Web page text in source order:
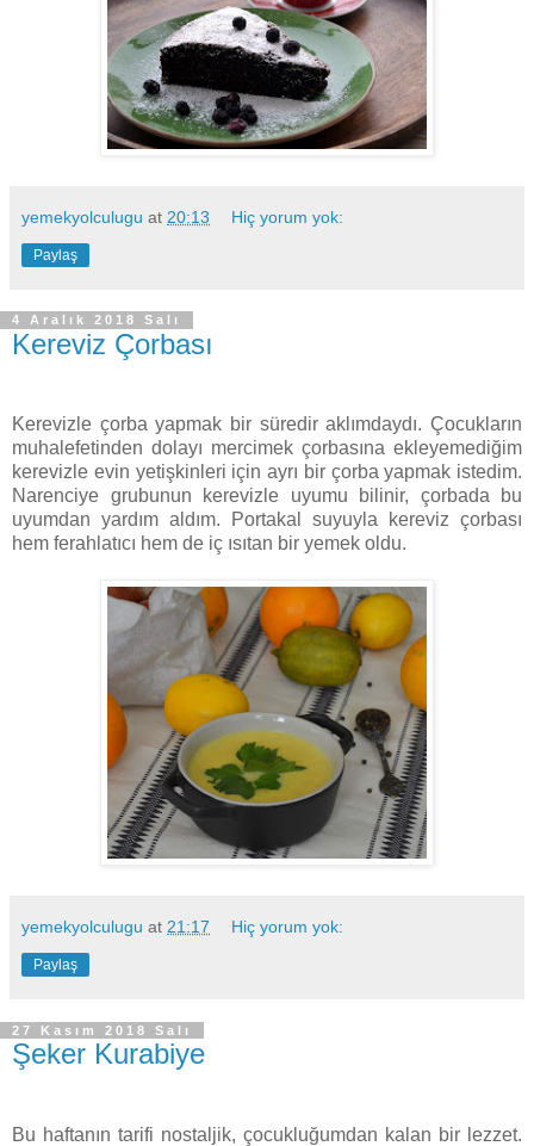
yemekyolculugu at 20:13 Hiç yorum yok:
Paylaş
4 Aralık 2018 Salı
Kereviz Çorbası
Kerevizle çorba yapmak bir süredir aklımdaydı. Çocukların
muhalefetinden dolayı mercimek çorbasına ekleyemediğim
kerevizle evin yetişkinleri için ayrı bir çorba yapmak istedim.
Narenciye grubunun kerevizle uyumu bilinir, çorbada bu
uyumdan yardım aldım. Portakal suyuyla kereviz çorbası
hem ferahlatıcı hem de iç ısıtan bir yemek oldu.
yemekyolculugu at 21:17 Hiç yorum yok:
Paylaş
27 Kasım 2018 Salı
Şeker Kurabiye
Bu haftanın tarifi nostaljik, çocukluğumdan kalan bir lezzet.